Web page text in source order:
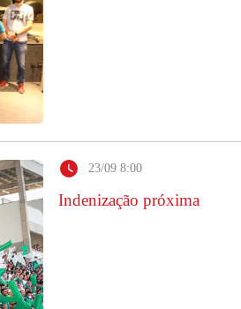
23/09 8:00
Indenização próxima